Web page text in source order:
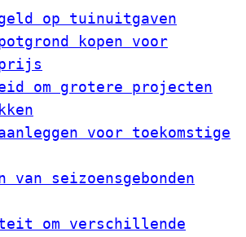
op tuinuitgaven
kopen voor
om grotere projecten
voor toekomstige
seizoensgebonden
om verschillende